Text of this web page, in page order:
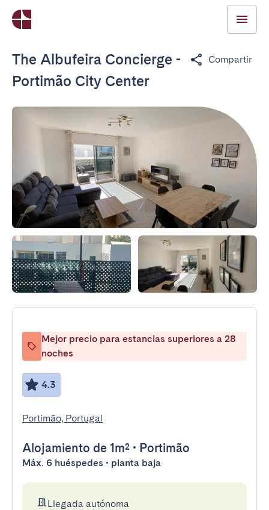
The Albufeira Concierge -
Portimão City Center
Compartir
Mejor precio para estancias superiores a 28
noches
4.3
Portimão, Portugal
Alojamiento de 1m² • Portimão
Máx. 6 huéspedes • planta baja
Llegada autónoma